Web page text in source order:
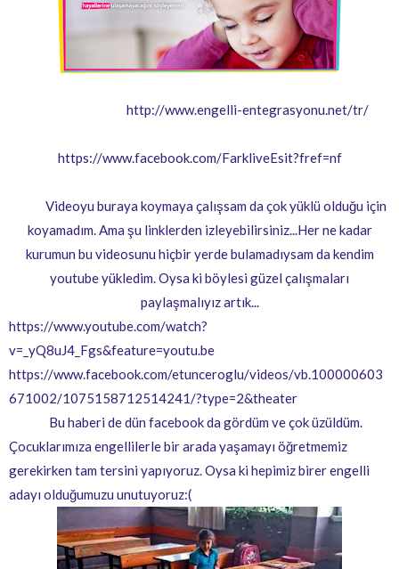
http://www.engelli-entegrasyonu.net/tr/
https://www.facebook.com/FarkliveEsit?fref=nf
Videoyu buraya koymaya çalışsam da çok yüklü olduğu için
koyamadım. Ama şu linklerden izleyebilirsiniz...Her ne kadar
kurumun bu videosunu hiçbir yerde bulamadıysam da kendim
youtube yükledim. Oysa ki böylesi güzel çalışmaları
paylaşmalıyız artık...
https://www.youtube.com/watch?
v=_yQ8uJ4_Fgs&feature=youtu.be
https://www.facebook.com/etunceroglu/videos/vb.100000603
671002/1075158712514241/?type=2&theater
Bu haberi de dün facebook da gördüm ve çok üzüldüm.
Çocuklarımıza engellilerle bir arada yaşamayı öğretmemiz
gerekirken tam tersini yapıyoruz. Oysa ki hepimiz birer engelli
adayı olduğumuzu unutuyoruz:(